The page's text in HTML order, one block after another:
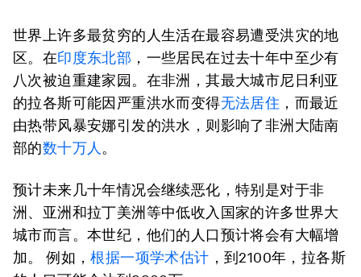
世界上许多最贫穷的人生活在最容易遭受洪灾的地
区。在印度东北部 ，一些居民在过去十年中至少有
八次被迫重建家园。在非洲，其最大城市尼日利亚
的拉各斯可能因严重洪水而变得无法居住 ，而最近
由热带风暴安娜引发的洪水，则影响了非洲大陆南
部的数十万人 。
预计未来几十年情况会继续恶化，特别是对于非
洲、亚洲和拉丁美洲等中低收入国家的许多世界大
城市而言。本世纪，他们的人口预计将会有大幅增
加。 例如，根据一项学术估计 ，到2100年，拉各斯